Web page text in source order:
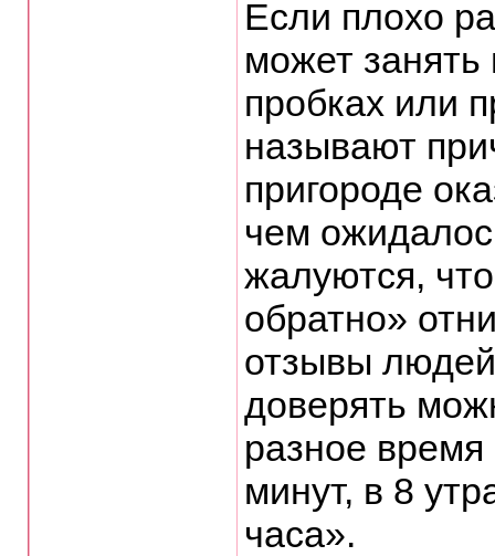
Если плохо
может
пробках или
называют
пригороде
чем
жалуются,
обратно»
отзывы
доверять
разное время
минут, в 8
часа».